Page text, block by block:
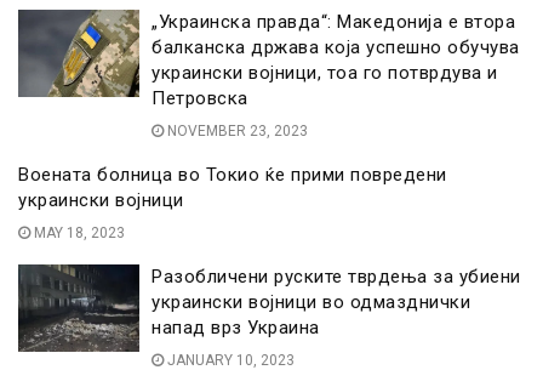
„Украинска правда“: Македонија е втора
балканска држава која успешно обучува
украински војници, тоа го потврдува и
Петровска
NOVEMBER 23, 2023
Воената болница во Токио ќе прими повредени
украински војници
MAY 18, 2023
Разобличени руските тврдења за убиени
украински војници во одмазднички
напад врз Украина
JANUARY 10, 2023